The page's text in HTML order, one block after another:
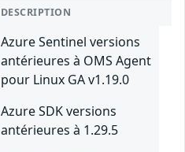
DESCRIPTION
Azure Sentinel versions
antérieures à OMS Agent
pour Linux GA v1.19.0
Azure SDK versions
antérieures à 1.29.5